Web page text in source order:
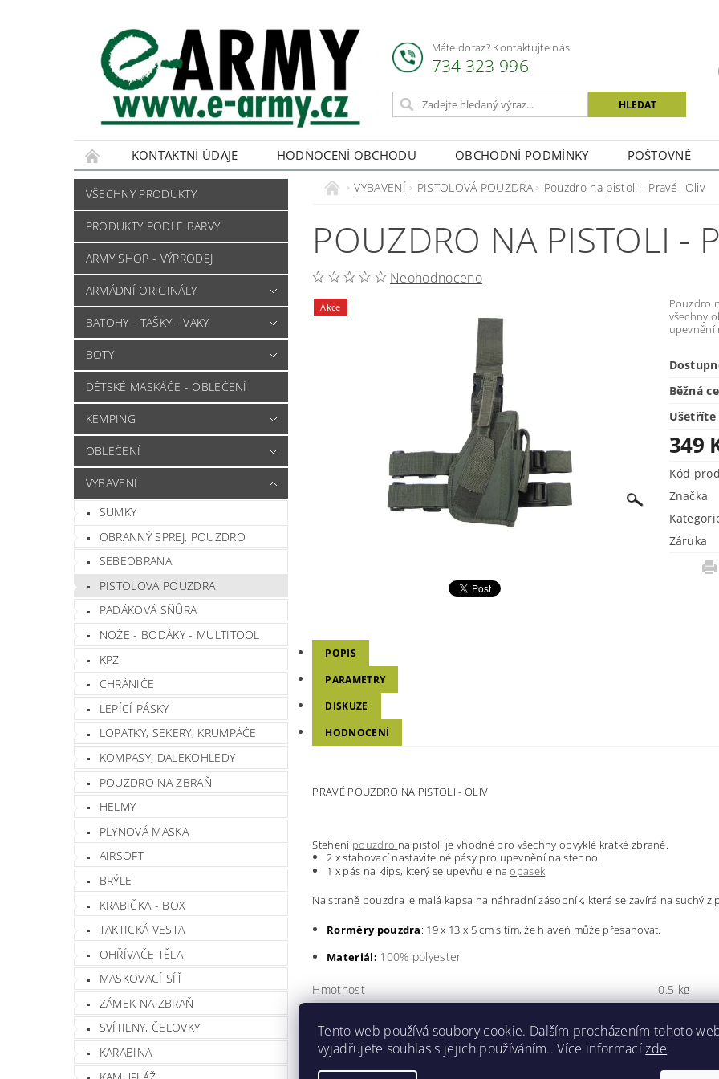
Máte dotaz? Kontaktujte nás:
734 323 996
KONTAKTNÍ ÚDAJE HODNOCENÍ OBCHODU OBCHODNÍ PODMÍNKY POŠTOVNÉ
VŠECHNY PRODUKTY
PRODUKTY PODLE BARVY
ARMY SHOP - VÝPRODEJ
ARMÁDNÍ ORIGINÁLY
BATOHY - TAŠKY - VAKY
BOTY
DĚTSKÉ MASKÁČE - OBLEČENÍ
KEMPING
OBLEČENÍ
VYBAVENÍ
SUMKY
OBRANNÝ SPREJ, POUZDRO
SEBEOBRANA
PISTOLOVÁ POUZDRA
PADÁKOVÁ SŇŮRA
NOŽE - BODÁKY - MULTITOOL
KPZ
CHRÁNIČE
LEPÍCÍ PÁSKY
LOPATKY, SEKERY, KRUMPÁČE
KOMPASY, DALEKOHLEDY
POUZDRO NA ZBRAŇ
HELMY
PLYNOVÁ MASKA
AIRSOFT
BRÝLE
KRABIČKA - BOX
TAKTICKÁ VESTA
OHŘÍVAČE TĚLA
MASKOVACÍ SÍŤ
ZÁMEK NA ZBRAŇ
SVÍTILNY, ČELOVKY
KARABINA
VYBAVENÍ PISTOLOVÁ POUZDRA Pouzdro na pistoli - Pravé- Oliv
POUZDRO NA PISTOLI -
Neohodnoceno
Akce
Pouzdro na pistoli,
všechny
Běžná
Ušetříte
349
Kód
Značka
Záruka
POPIS
PARAMETRY
DISKUZE
HODNOCENÍ
PRAVÉ POUZDRO NA PISTOLI - OLIV
Stehení pouzdro na pistoli je vhodné pro všechny obvyklé krátké zbraně.
2 x stahovací nastavitelné pásy pro upevnění na stehno.
1 x pás na klips, který se upevňuje naopasek
Na straně pouzdra je malá kapsa na náhradní zásobník, která se zavírá na suchý
Rorměry pouzdra: 19 x 13 x 5 cm s tím, že hlaveň může přesahovat.
Materiál: 100% polyester
Hmotnost
0.5 kg
Buďte první, kdo napíše příspěvek k této položce.
Tento web používá soubory cookie. Dalším procházením tohoto
vyjadřujete souhlas s jejich používáním.. Více informacízde.